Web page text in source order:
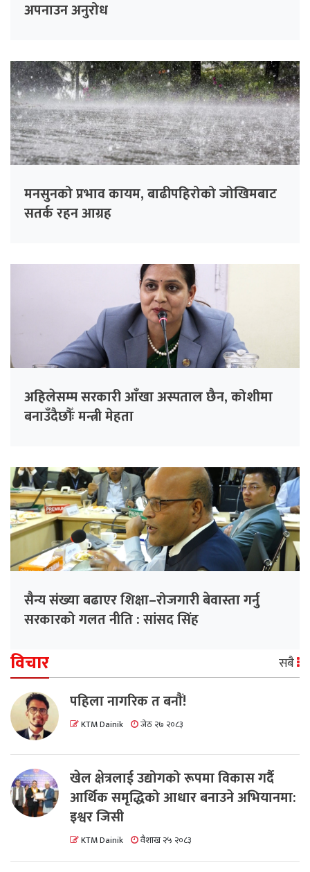
अपनाउन अनुरोध
मनसुनको प्रभाव कायम, बाढीपहिरोको जोखिमबाट
सतर्क रहन आग्रह
अहिलेसम्म सरकारी आँखा अस्पताल छैन, कोशीमा
बनाउँदैछौँः मन्त्री मेहता
सैन्य संख्या बढाएर शिक्षा–रोजगारी बेवास्ता गर्नु
सरकारको गलत नीति : सांसद सिंह
विचार सबै
पहिला नागरिक त बनाैं!
KTM Dainik जेठ २७ २०८३
खेल क्षेत्रलाई उद्योगको रूपमा विकास गर्दै
आर्थिक समृद्धिको आधार बनाउने अभियानमा:
इश्वर जिसी
KTM Dainik वैशाख २५ २०८३